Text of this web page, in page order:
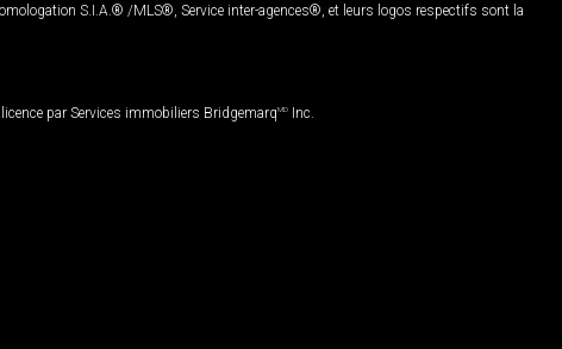
S.I.A.® /MLS®, Service inter-agences®, et leurs logos respectifs sont la
par Services immobiliers BridgemarqMD Inc.